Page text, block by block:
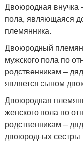
Двоюродная внучка
пола, являющаяся
племянника.
Двоюродный
мужского пола по
родственникам –
является сыном
Двоюродная
женского пола по
родственникам –
двоюродных сестры